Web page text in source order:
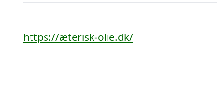
https://æterisk-olie.dk/